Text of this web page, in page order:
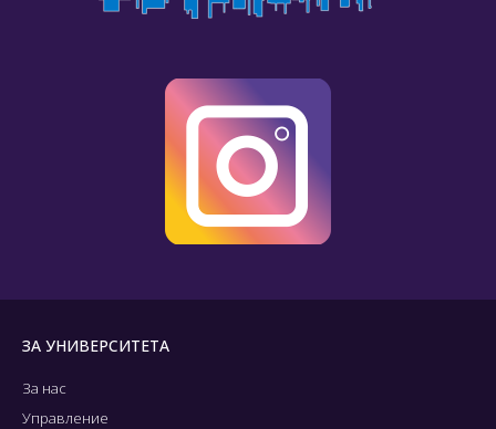
ЗА УНИВЕРСИТЕТА
За нас
Управление